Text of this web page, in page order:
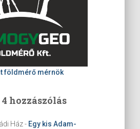
földmérő mérnök
hozzászólás
Ház- Egy kis Adam-